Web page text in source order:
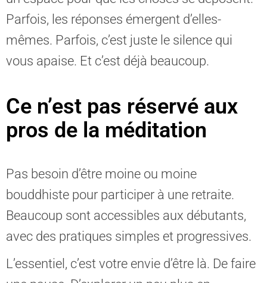
Parfois, les réponses émergent d’elles-
mêmes. Parfois, c’est juste le silence qui
vous apaise. Et c’est déjà beaucoup.
Ce n’est pas réservé aux
pros de la méditation
Pas besoin d’être moine ou moine
bouddhiste pour participer à une retraite.
Beaucoup sont accessibles aux débutants,
avec des pratiques simples et progressives.
L’essentiel, c’est votre envie d’être là. De faire